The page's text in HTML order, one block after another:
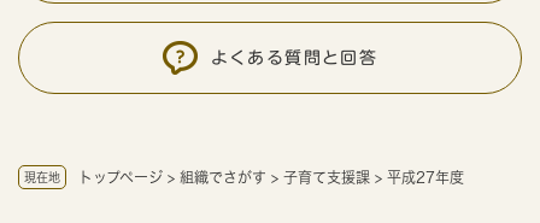
現在地 トップページ > 組織でさがす > 子育て支援課 > 平成27年度
よくある質問と回答